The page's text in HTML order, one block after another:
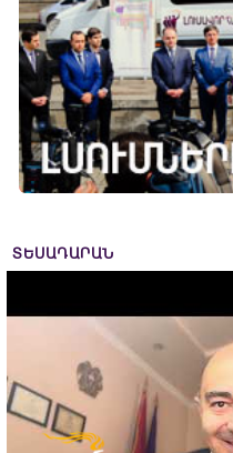
ՏԵՍԱԴԱՐԱՆ